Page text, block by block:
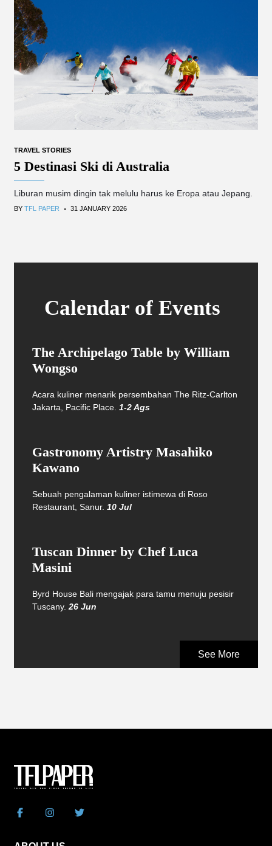
TRAVEL STORIES
5 Destinasi Ski di Australia
Liburan musim dingin tak melulu harus ke Eropa atau Jepang.
BY TFL PAPER . 31 JANUARY 2026
Calendar of Events
The Archipelago Table by William
Wongso
Acara kuliner menarik persembahan The Ritz-Carlton
Jakarta, Pacific Place. 1-2 Ags
Gastronomy Artistry Masahiko
Kawano
Sebuah pengalaman kuliner istimewa di Roso
Restaurant, Sanur. 10 Jul
Tuscan Dinner by Chef Luca
Masini
Byrd House Bali mengajak para tamu menuju pesisir
Tuscany. 26 Jun
See More